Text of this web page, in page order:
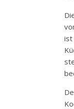
ist